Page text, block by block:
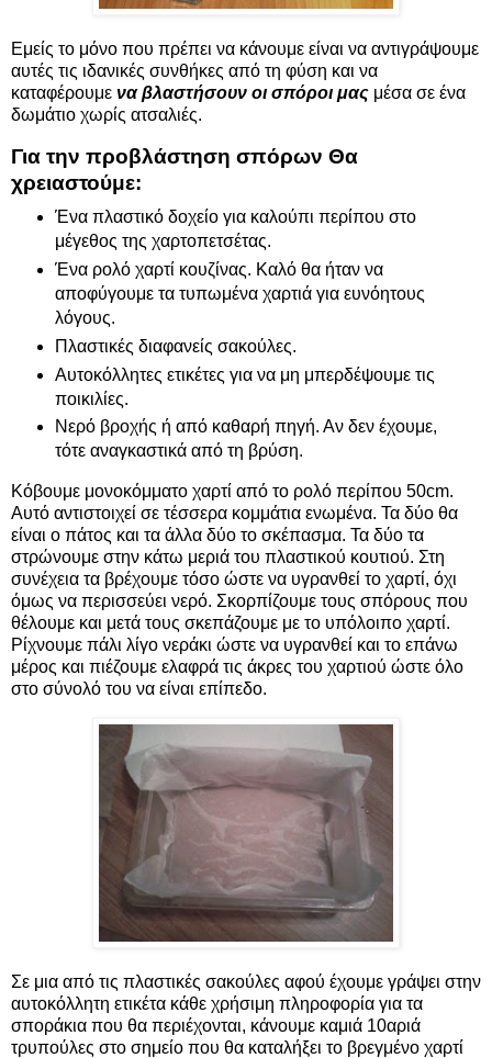
Εμείς το μόνο που πρέπει να κάνουμε είναι να αντιγράψουμε
αυτές τις ιδανικές συνθήκες από τη φύση και να
καταφέρουμε να βλαστήσουν οι σπόροι μας μέσα σε ένα
δωμάτιο χωρίς ατσαλιές.
Για την προβλάστηση σπόρων Θα
χρειαστούμε:
Ένα πλαστικό δοχείο για καλούπι περίπου στο
μέγεθος της χαρτοπετσέτας.
Ένα ρολό χαρτί κουζίνας. Καλό θα ήταν να
αποφύγουμε τα τυπωμένα χαρτιά για ευνόητους
λόγους.
Πλαστικές διαφανείς σακούλες.
Αυτοκόλλητες ετικέτες για να μη μπερδέψουμε τις
ποικιλίες.
Νερό βροχής ή από καθαρή πηγή. Αν δεν έχουμε,
τότε αναγκαστικά από τη βρύση.
Κόβουμε μονοκόμματο χαρτί από το ρολό περίπου 50cm.
Αυτό αντιστοιχεί σε τέσσερα κομμάτια ενωμένα. Τα δύο θα
είναι ο πάτος και τα άλλα δύο το σκέπασμα. Τα δύο τα
στρώνουμε στην κάτω μεριά του πλαστικού κουτιού. Στη
συνέχεια τα βρέχουμε τόσο ώστε να υγρανθεί το χαρτί, όχι
όμως να περισσεύει νερό. Σκορπίζουμε τους σπόρους που
θέλουμε και μετά τους σκεπάζουμε με το υπόλοιπο χαρτί.
Ρίχνουμε πάλι λίγο νεράκι ώστε να υγρανθεί και το επάνω
μέρος και πιέζουμε ελαφρά τις άκρες του χαρτιού ώστε όλο
στο σύνολό του να είναι επίπεδο.
Σε μια από τις πλαστικές σακούλες αφού έχουμε γράψει στην
αυτοκόλλητη ετικέτα κάθε χρήσιμη πληροφορία για τα
σποράκια που θα περιέχονται, κάνουμε καμιά 10αριά
τρυπούλες στο σημείο που θα καταλήξει το βρεγμένο χαρτί